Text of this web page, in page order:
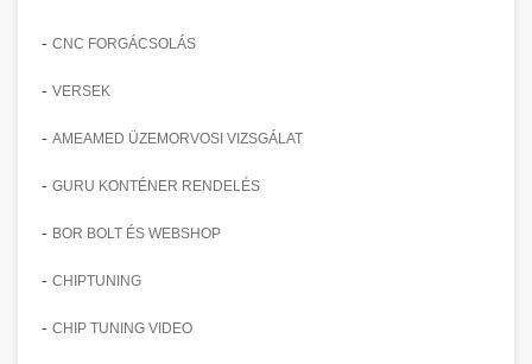
- CNC FORGÁCSOLÁS
- VERSEK
- AMEAMED ÜZEMORVOSI VIZSGÁLAT
- GURU KONTÉNER RENDELÉS
- BOR BOLT ÉS WEBSHOP
- CHIPTUNING
- CHIP TUNING VIDEO